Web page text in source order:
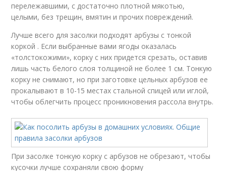
перележавшими, с достаточно плотной мякотью,
целыми, без трещин, вмятин и прочих повреждений.
Лучше всего для засолки подходят арбузы с тонкой
коркой . Если выбранные вами ягоды оказалась
«толстокожими», корку с них придется срезать, оставив
лишь часть белого слоя толщиной не более 1 см. Тонкую
корку не снимают, но при заготовке цельных арбузов ее
прокалывают в 10-15 местах стальной спицей или иглой,
чтобы облегчить процесс проникновения рассола внутрь.
При засолке тонкую корку с арбузов не обрезают, чтобы
кусочки лучше сохраняли свою форму